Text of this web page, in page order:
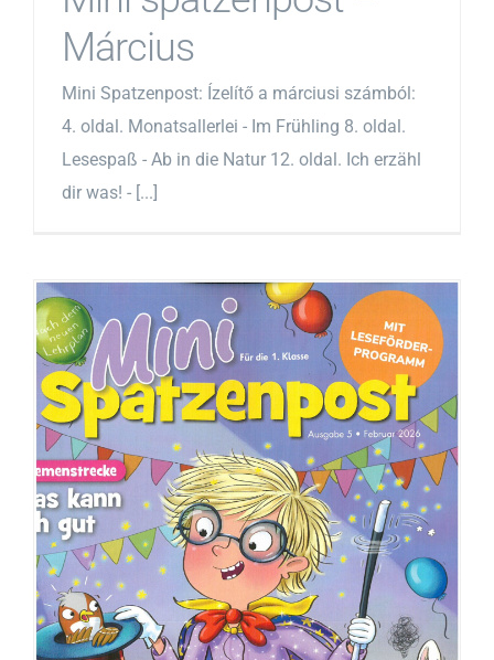
Március
Mini Spatzenpost: Ízelítő a márciusi számból:
4. oldal. Monatsallerlei - Im Frühling 8. oldal.
Lesespaß - Ab in die Natur 12. oldal. Ich erzähl
dir was! - [...]